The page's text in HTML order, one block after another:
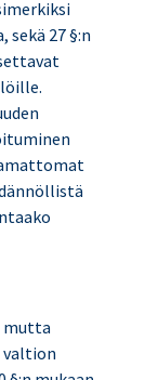
sekä 27 §:n
mutta